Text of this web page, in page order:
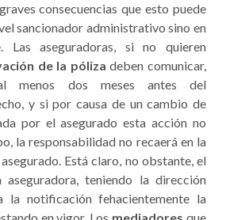
consecuencias que esto puede
sancionador administrativo sino en
. Las aseguradoras, si no quieren
de la póliza deben comunicar,
al menos dos meses antes del
y si por causa de un cambio de
por el asegurado esta acción no
la responsabilidad no recaerá en la
Está claro, no obstante, el
teniendo la dirección
la notificación fehacientemente la